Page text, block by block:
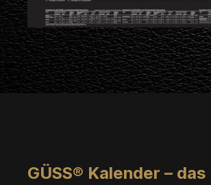
GÜSS® Kalender –